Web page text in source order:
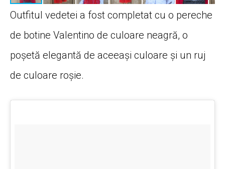
Outfitul vedetei a fost completat cu o pereche
de botine Valentino de culoare neagră, o
poșetă elegantă de aceeași culoare și un ruj
de culoare roșie.